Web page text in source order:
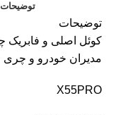
توضیحات
توضیحات
کوئل اصلی و فابریک
مدیران خودرو و
X55PRO